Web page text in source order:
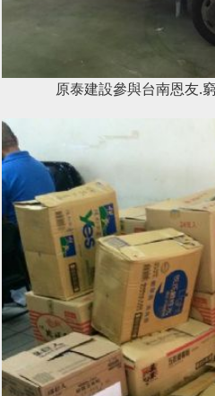
原泰建設參與台南恩友.